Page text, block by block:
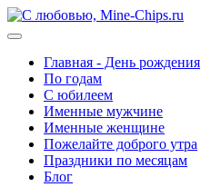
Главная - День рождения
По годам
С юбилеем
Именные мужчине
Именные женщине
Пожелайте доброго утра
Праздники по месяцам
Блог